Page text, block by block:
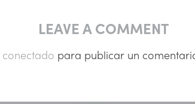
LEAVE A COMMENT
conectado para publicar un